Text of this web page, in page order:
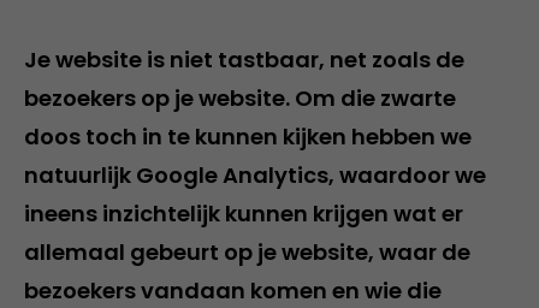
Je website is niet tastbaar, net zoals de
bezoekers op je website. Om die zwarte
doos toch in te kunnen kijken hebben we
natuurlijk Google Analytics, waardoor we
ineens inzichtelijk kunnen krijgen wat er
allemaal gebeurt op je website, waar de
bezoekers vandaan komen en wie die